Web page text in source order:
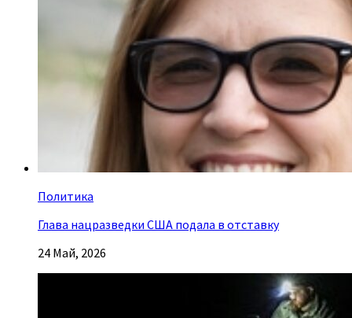
Политика
Глава нацразведки США подала в отставку
24 Май, 2026